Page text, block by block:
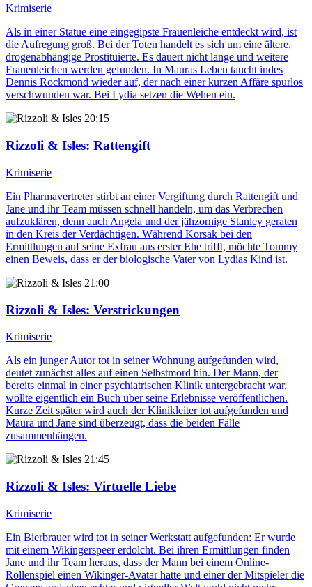
Krimiserie
Als in einer Statue eine eingegipste Frauenleiche entdeckt wird, ist
die Aufregung groß. Bei der Toten handelt es sich um eine ältere,
drogenabhängige Prostituierte. Es dauert nicht lange und weitere
Frauenleichen werden gefunden. In Mauras Leben taucht indes
Dennis Rockmond wieder auf, der nach einer kurzen Affäre spurlos
verschwunden war. Bei Lydia setzen die Wehen ein.
20:15
Rizzoli & Isles: Rattengift
Krimiserie
Ein Pharmavertreter stirbt an einer Vergiftung durch Rattengift und
Jane und ihr Team müssen schnell handeln, um das Verbrechen
aufzuklären, denn auch Angela und der jähzornige Stanley geraten
in den Kreis der Verdächtigen. Während Korsak bei den
Ermittlungen auf seine Exfrau aus erster Ehe trifft, möchte Tommy
einen Beweis, dass er der biologische Vater von Lydias Kind ist.
21:00
Rizzoli & Isles: Verstrickungen
Krimiserie
Als ein junger Autor tot in seiner Wohnung aufgefunden wird,
deutet zunächst alles auf einen Selbstmord hin. Der Mann, der
bereits einmal in einer psychiatrischen Klinik untergebracht war,
wollte eigentlich ein Buch über seine Erlebnisse veröffentlichen.
Kurze Zeit später wird auch der Klinikleiter tot aufgefunden und
Maura und Jane sind überzeugt, dass die beiden Fälle
zusammenhängen.
21:45
Rizzoli & Isles: Virtuelle Liebe
Krimiserie
Ein Bierbrauer wird tot in seiner Werkstatt aufgefunden: Er wurde
mit einem Wikingerspeer erdolcht. Bei ihren Ermittlungen finden
Jane und ihr Team heraus, dass der Mann bei einem Online-
Rollenspiel einen Wikinger-Avatar hatte und einer der Mitspieler die